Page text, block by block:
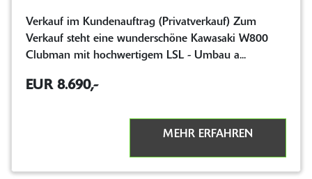
Verkauf im Kundenauftrag (Privatverkauf) Zum
Verkauf steht eine wunderschöne Kawasaki W800
Clubman mit hochwertigem LSL - Umbau a...
EUR 8.690,-
MEHR ERFAHREN